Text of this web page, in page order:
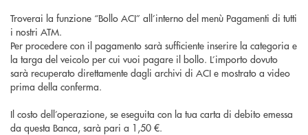
Troverai la funzione “Bollo ACI” all’interno del menù Pagamenti di tutti
i nostri ATM.
Per procedere con il pagamento sarà sufficiente inserire la categoria e
la targa del veicolo per cui vuoi pagare il bollo. L’importo dovuto
sarà recuperato direttamente dagli archivi di ACI e mostrato a video
prima della conferma.
Il costo dell’operazione, se eseguita con la tua carta di debito emessa
da questa Banca, sarà pari a 1,50 €.